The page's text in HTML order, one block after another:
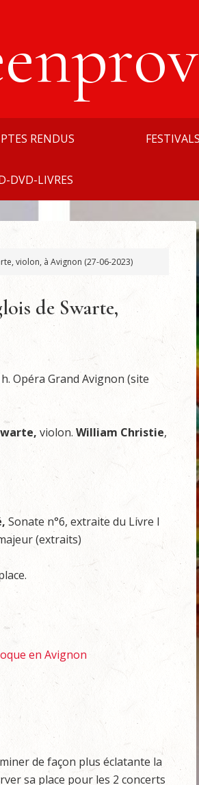
RENDUS FESTIVALS
DVD-LIVRES
violon, à Avignon (27-06-2023)
de Swarte,
Opéra Grand Avignon (site
violon. William Christie,
Sonate n°6, extraite du Livre I
(extraits)
en Avignon
de façon plus éclatante la
sa place pour les 2 concerts